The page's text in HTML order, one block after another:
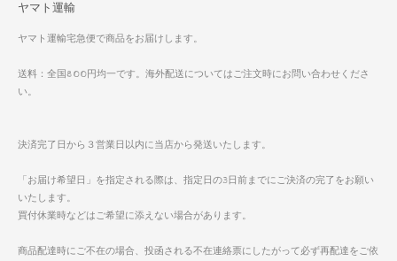
ヤマト運輸
ヤマト運輸宅急便で商品をお届けします。
送料：全国800円均一です。海外配送についてはご注文時にお問い合わせくださ
い。
決済完了日から３営業日以内に当店から発送いたします。
「お届け希望日」を指定される際は、指定日の3日前までにご決済の完了をお願い
いたします。
買付休業時などはご希望に添えない場合があります。
商品配達時にご不在の場合、投函される不在連絡票にしたがって必ず再配達をご依